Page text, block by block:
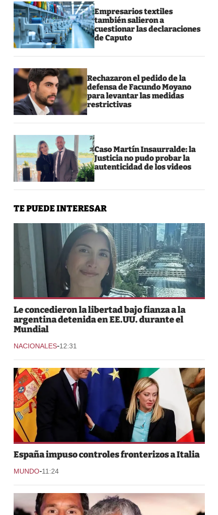
Empresarios textiles
también salieron a
cuestionar las declaraciones
de Caputo
Rechazaron el pedido de la
defensa de Facundo Moyano
para levantar las medidas
restrictivas
Caso Martín Insaurralde: la
Justicia no pudo probar la
autenticidad de los videos
TE PUEDE INTERESAR
Le concedieron la libertad bajo fianza a la
argentina detenida en EE.UU. durante el
Mundial
NACIONALES-12:31
España impuso controles fronterizos a Italia
MUNDO-11:24